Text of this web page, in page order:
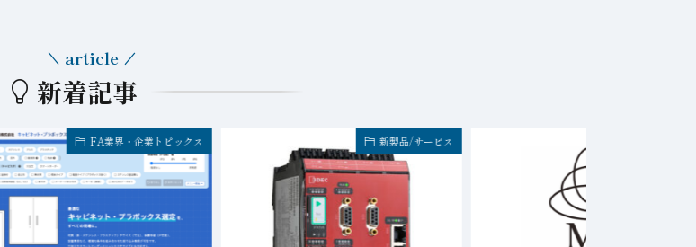
新着記事
article
FA業界・企業トピックス 新製品/サービス